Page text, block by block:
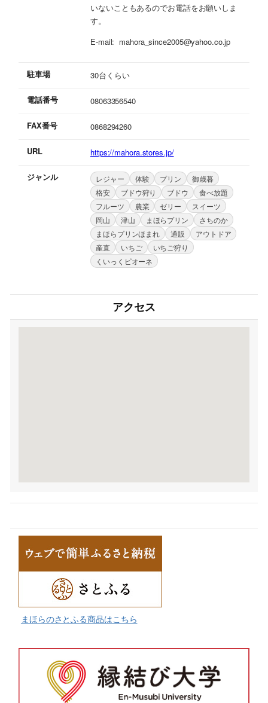
いないこともあるのでお電話をお願いしま
す。
E-mail: mahora_since2005@yahoo.co.jp
駐車場 30台くらい
電話番号 08063356540
FAX番号 0868294260
URL https://mahora.stores.jp/
ジャンル レジャー 体験 プリン
御歳暮
格安
ブドウ狩り ブドウ
食べ放題
フルーツ
農業 ゼリー
スイーツ
岡山
津山 まほらプリン
さちのか
まほらプリンほまれ
通販
アウトドア
産直
いちご
いちご狩り
くいっくピオーネ
アクセス
まほらのさとふる商品はこちら